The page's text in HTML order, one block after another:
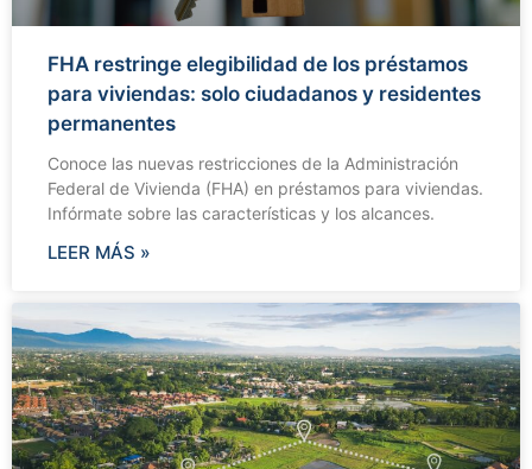
FHA restringe elegibilidad de los préstamos
para viviendas: solo ciudadanos y residentes
permanentes
Conoce las nuevas restricciones de la Administración
Federal de Vivienda (FHA) en préstamos para viviendas.
Infórmate sobre las características y los alcances.
LEER MÁS »